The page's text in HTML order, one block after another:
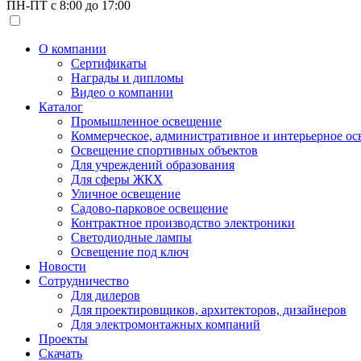
ПН-ПТ с 8:00 до 17:00
О компании
Сертификаты
Награды и дипломы
Видео о компании
Каталог
Промышленное освещение
Коммерческое, административное и интерьерное
Освещение спортивных объектов
Для учреждений образования
Для сферы ЖКХ
Уличное освещение
Садово-парковое освещение
Контрактное производство электроники
Светодиодные лампы
Освещение под ключ
Новости
Сотрудничество
Для дилеров
Для проектировщиков, архитекторов, дизайнеров
Для электромонтажных компаний
Проекты
Скачать